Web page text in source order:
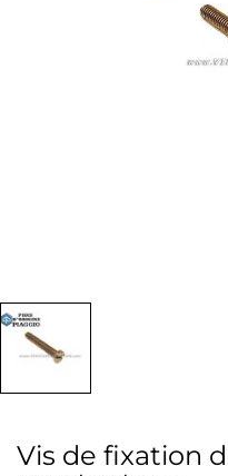
Vis de fixation